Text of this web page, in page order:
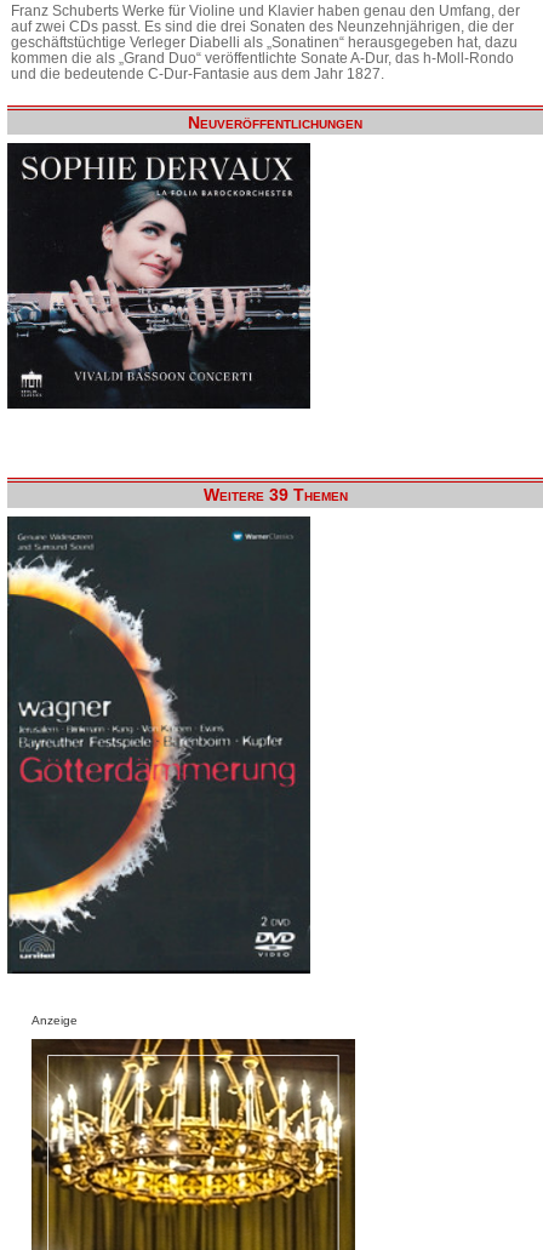
Franz Schuberts Werke für Violine und Klavier haben genau den Umfang, der
auf zwei CDs passt. Es sind die drei Sonaten des Neunzehnjährigen, die der
geschäftstüchtige Verleger Diabelli als „Sonatinen“ herausgegeben hat, dazu
kommen die als „Grand Duo“ veröffentlichte Sonate A-Dur, das h-Moll-Rondo
und die bedeutende C-Dur-Fantasie aus dem Jahr 1827.
Neuveröffentlichungen
Weitere 39 Themen
Anzeige